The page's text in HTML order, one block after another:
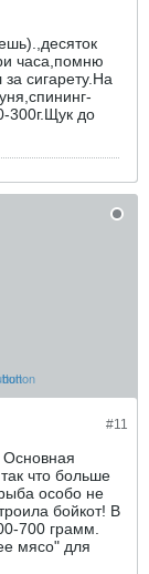
часа,помню
сигарету.На
300г.Щук до
#11
Основная
что больше
особо не
бойкот! В
700 грамм.
мясо" для